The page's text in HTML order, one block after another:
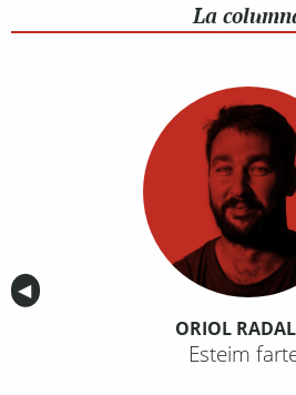
La
Anterior
◀︎
ORIOL
Esteim